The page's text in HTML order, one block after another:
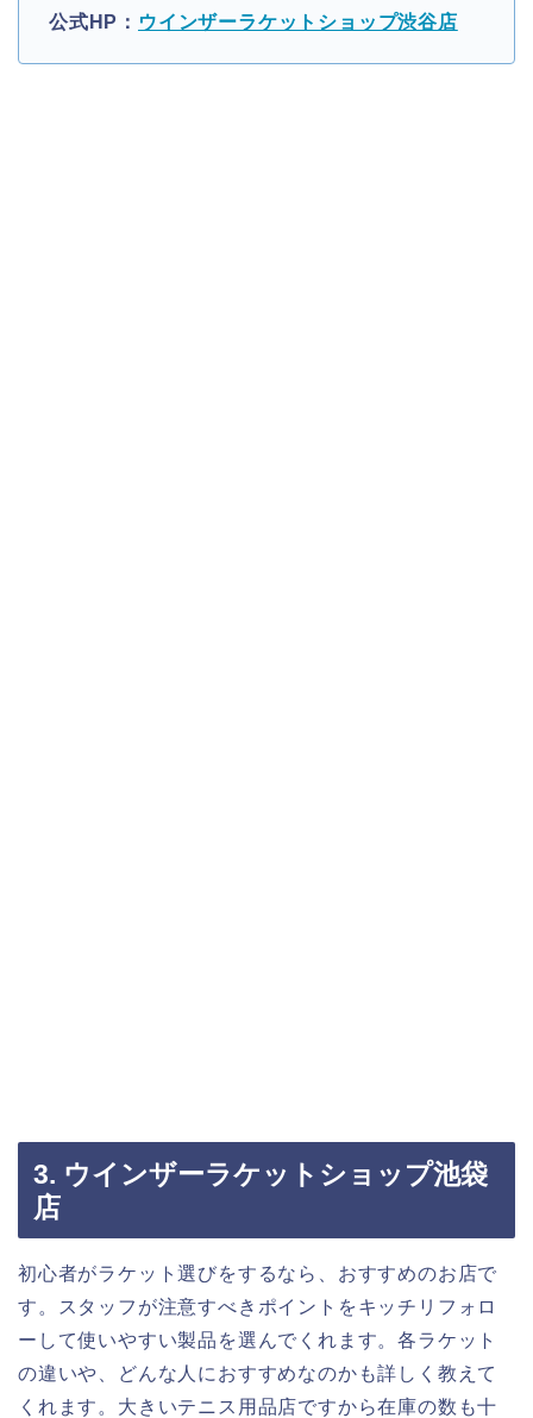
公式HP： ウインザーラケットショップ渋谷店
3. ウインザーラケットショップ池袋
店
初心者がラケット選びをするなら、おすすめのお店で
す。スタッフが注意すべきポイントをキッチリフォロ
ーして使いやすい製品を選んでくれます。各ラケット
の違いや、どんな人におすすめなのかも詳しく教えて
くれます。大きいテニス用品店ですから在庫の数も十